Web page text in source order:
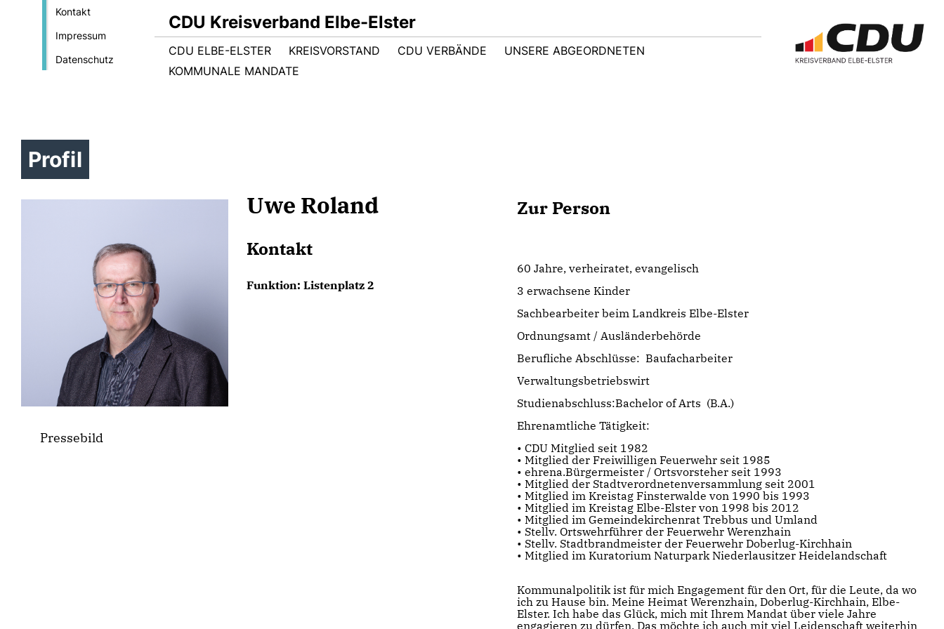
Kontakt
Impressum
Datenschutz
CDU Kreisverband Elbe-Elster
CDU ELBE-ELSTER KREISVORSTAND CDU VERBÄNDE
UNSERE ABGEORDNETEN
KOMMUNALE MANDATE
Profil
Pressebild
Uwe Roland
Kontakt
Funktion: Listenplatz 2
Zur Person
60 Jahre, verheiratet, evangelisch
3 erwachsene Kinder
Sachbearbeiter beim Landkreis Elbe-Elster
Ordnungsamt / Ausländerbehörde
Berufliche Abschlüsse: ​Baufacharbeiter
​Verwaltungsbetriebswirt
Studienabschluss:​Bachelor of Arts (B.A.)
Ehrenamtliche Tätigkeit:
• CDU Mitglied seit 1982
• Mitglied der Freiwilligen Feuerwehr seit 1985
• ehrena.Bürgermeister / Ortsvorsteher seit 1993
• Mitglied der Stadtverordnetenversammlung seit 2001
• Mitglied im Kreistag Finsterwalde von 1990 bis 1993
• Mitglied im Kreistag Elbe-Elster von 1998 bis 2012
• Mitglied im Gemeindekirchenrat Trebbus und Umland
• Stellv. Ortswehrführer der Feuerwehr Werenzhain
• Stellv. Stadtbrandmeister der Feuerwehr Doberlug-Kirchhain
• Mitglied im Kuratorium Naturpark Niederlausitzer Heidelandschaft
Kommunalpolitik ist für mich Engagement für den Ort, für die Leute, da wo
ich zu Hause bin. Meine Heimat Werenzhain, Doberlug-Kirchhain, Elbe-
Elster. Ich habe das Glück, mich mit Ihrem Mandat über viele Jahre
engagieren zu dürfen. Das möchte ich auch mit viel Leidenschaft weiterhin